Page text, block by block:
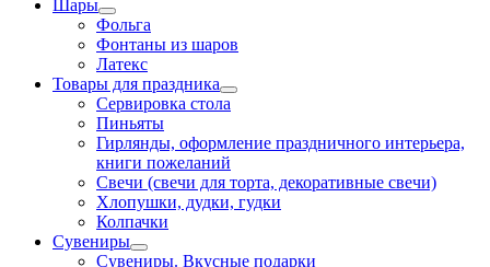
Шары
Фольга
Фонтаны из шаров
Латекс
Товары для праздника
Сервировка стола
Пиньяты
Гирлянды, оформление праздничного интерьера,
книги пожеланий
Свечи (свечи для торта, декоративные свечи)
Хлопушки, дудки, гудки
Колпачки
Сувениры
Сувениры. Вкусные подарки